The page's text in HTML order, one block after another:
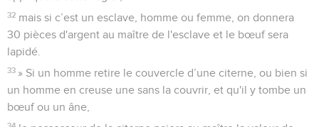
32 mais si c’est un esclave, homme ou femme, on donnera
30 pièces d'argent au maître de l'esclave et le bœuf sera
lapidé.
33 » Si un homme retire le couvercle d’une citerne, ou bien si
un homme en creuse une sans la couvrir, et qu'il y tombe un
bœuf ou un âne,
34